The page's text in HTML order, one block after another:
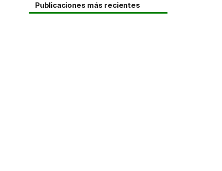
Publicaciones más recientes